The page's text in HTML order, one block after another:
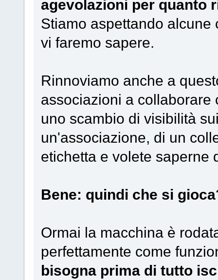
agevolazioni per quanto
Stiamo aspettando
vi faremo sapere.
Rinnoviamo anche a
associazioni a collaborare
uno scambio di visibilità
un'associazione, di un
etichetta e volete saperne
Bene: quindi che si
Ormai la macchina è
perfettamente come
bisogna prima di tutto